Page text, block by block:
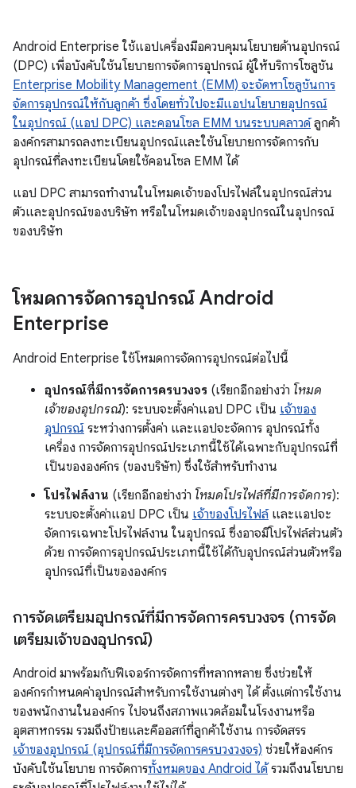
Android Enterprise ใช้แอปเครื่องมือควบคุมนโยบายด้านอุปกรณ์
(DPC) เพื่อบังคับใช้นโยบายการจัดการอุปกรณ์ ผู้ให้บริการโซลูชัน
Enterprise Mobility Management (EMM) จะจัดหาโซลูชันการ
จัดการอุปกรณ์ให้กับลูกค้า ซึ่งโดยทั่วไปจะมีแอปนโยบายอุปกรณ์
ในอุปกรณ์ (แอป DPC) และคอนโซล EMM บนระบบคลาวด์ลูกค้า
องค์กรสามารถลงทะเบียนอุปกรณ์และใช้นโยบายการจัดการกับ
อุปกรณ์ที่ลงทะเบียนโดยใช้คอนโซล EMM ได้
แอป DPC สามารถทำงานในโหมดเจ้าของโปรไฟล์ในอุปกรณ์ส่วน
ตัวและอุปกรณ์ของบริษัท หรือในโหมดเจ้าของอุปกรณ์ในอุปกรณ์
ของบริษัท
โหมดการจัดการอุปกรณ์ Android
Enterprise
Android Enterprise ใช้โหมดการจัดการอุปกรณ์ต่อไปนี้
อุปกรณ์ที่มีการจัดการครบวงจร (เรียกอีกอย่างว่า โหมด
เจ้าของอุปกรณ์): ระบบจะตั้งค่าแอป DPC เป็น เจ้าของ
อุปกรณ์ ระหว่างการตั้งค่า และแอปจะจัดการ อุปกรณ์ทั้ง
เครื่อง การจัดการอุปกรณ์ประเภทนี้ใช้ได้เฉพาะกับอุปกรณ์ที่
เป็นขององค์กร (ของบริษัท) ซึ่งใช้สำหรับทำงาน
โปรไฟล์งาน (เรียกอีกอย่างว่า โหมดโปรไฟล์ที่มีการจัดการ):
ระบบจะตั้งค่าแอป DPC เป็น เจ้าของโปรไฟล์และแอปจะ
จัดการเฉพาะโปรไฟล์งาน ในอุปกรณ์ ซึ่งอาจมีโปรไฟล์ส่วนตัว
ด้วย การจัดการอุปกรณ์ประเภทนี้ใช้ได้กับอุปกรณ์ส่วนตัวหรือ
อุปกรณ์ที่เป็นขององค์กร
การจัดเตรียมอุปกรณ์ที่มีการจัดการครบวงจร (การจัด
เตรียมเจ้าของอุปกรณ์)
Android มาพร้อมกับฟีเจอร์การจัดการที่หลากหลาย ซึ่งช่วยให้
องค์กรกำหนดค่าอุปกรณ์สำหรับการใช้งานต่างๆ ได้ ตั้งแต่การใช้งาน
ของพนักงานในองค์กร ไปจนถึงสภาพแวดล้อมในโรงงานหรือ
อุตสาหกรรม รวมถึงป้ายและคีออสก์ที่ลูกค้าใช้งาน การจัดสรร
เจ้าของอุปกรณ์ (อุปกรณ์ที่มีการจัดการครบวงวงจร) ช่วยให้องค์กร
บังคับใช้นโยบาย การจัดการทั้งหมดของ Android ได้รวมถึงนโยบาย